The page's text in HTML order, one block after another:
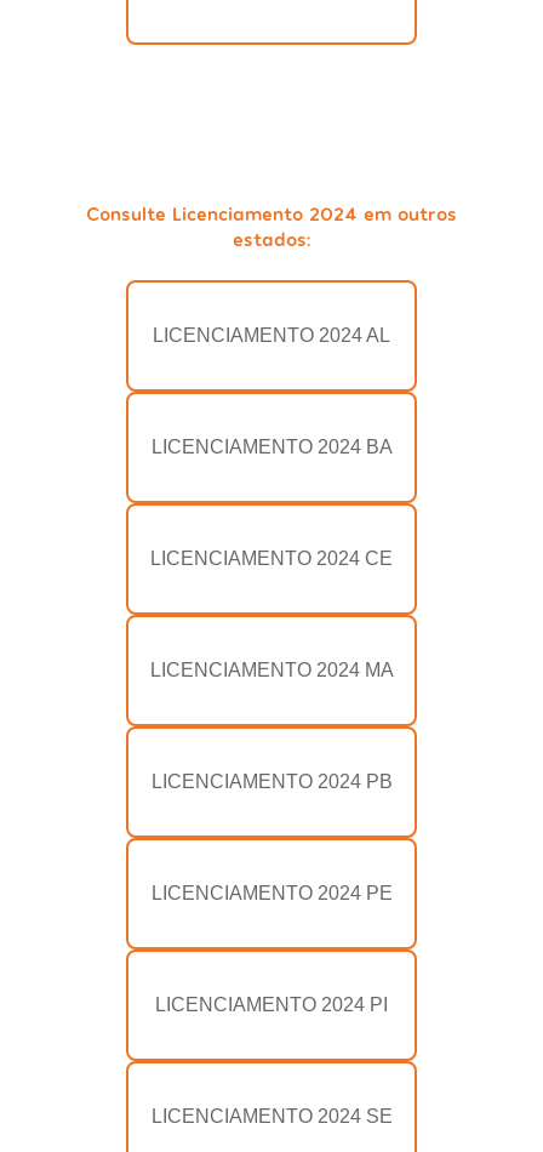
Consulte Licenciamento 2024 em outros
estados:
LICENCIAMENTO 2024 AL
LICENCIAMENTO 2024 BA
LICENCIAMENTO 2024 CE
LICENCIAMENTO 2024 MA
LICENCIAMENTO 2024 PB
LICENCIAMENTO 2024 PE
LICENCIAMENTO 2024 PI
LICENCIAMENTO 2024 SE